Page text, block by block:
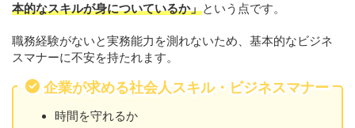
本的なスキルが身についているか」という点です。
職務経験がないと実務能力を測れないため、基本的なビジネ
スマナーに不安を持たれます。
企業が求める社会人スキル・ビジネスマナー
時間を守れるか